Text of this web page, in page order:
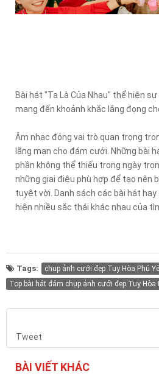
Bài hát "Ta Là Của Nhau" thể hiện
mang đến khoảnh khắc lắng đọng
Âm nhạc đóng vai trò quan trọng
lãng mạn cho đám cưới. Những bài
phần không thể thiếu trong ngày
những giai điệu phù hợp để tạo nên
tuyệt vời. Danh sách các bài hát
hiện nhiều sắc thái khác nhau của
Tags:
chụp ảnh cưới đẹp Tuy Hòa Phú
Top bài hát đám chụp ảnh cưới đẹp Tuy Hòa
Tweet
BÀI VIẾT KHÁC